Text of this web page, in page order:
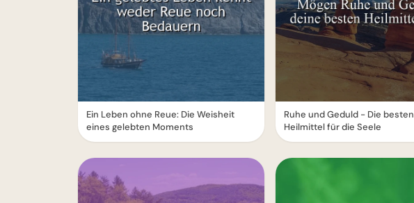
Ein Leben ohne Reue: Die Weisheit
eines gelebten Moments
Ruhe und Geduld - Die besten
Heilmittel für die Seele